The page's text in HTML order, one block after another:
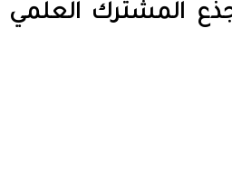
المشترك العلمي